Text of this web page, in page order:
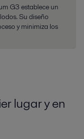
G3 establece un
Su diseño
y minimiza los
lugar y en